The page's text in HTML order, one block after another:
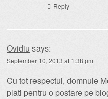
Reply
Ovidiu says:
September 10, 2013 at 1:38 pm
Cu tot respectul, domnule
plati pentru o postare pe